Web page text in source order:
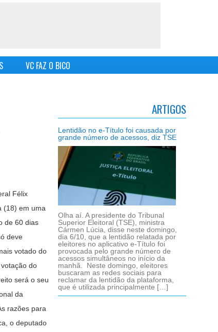
VC FAZ O BICO
Félix
(18) em uma
de 60 dias
deve
votado do
do
será o seu
da
razões para
o deputado
ARTIGOS
Lentidão no e-Título foi causada por
grande número de acessos, diz TSE
Olha aí. A presidente do Tribunal
Superior Eleitoral (TSE), ministra
Cármen Lúcia, disse neste domingo,
dia 6/10, que a lentidão relatada por
eleitores no aplicativo e-Título foi
provocada pelo grande número de
acessos simultâneos no início da
manhã. Neste domingo, eleitores
buscaram as redes sociais para
reclamar da lentidão da plataforma,
que é utilizada principalmente […]